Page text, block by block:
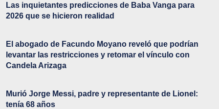
Las inquietantes predicciones de Baba Vanga para
2026 que se hicieron realidad
El abogado de Facundo Moyano reveló que podrían
levantar las restricciones y retomar el vínculo con
Candela Arizaga
Murió Jorge Messi, padre y representante de Lionel:
tenía 68 años